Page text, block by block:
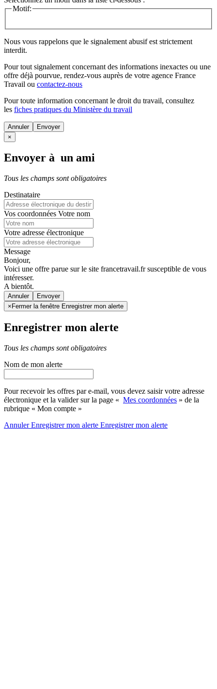
Motif:
Nous vous rappelons que le signalement abusif est strictement
interdit.
Pour tout signalement concernant des informations inexactes ou une
offre déjà pourvue, rendez-vous auprès de votre agence France
Travail ou contactez-nous
Pour toute information concernant le droit du travail, consultez
les fiches pratiques du Ministère du travail
Annuler
×
Envoyer à un ami
Tous les champs sont obligatoires
Destinataire
Vos coordonnées Votre nom
Votre adresse électronique
Message
Bonjour,
Voici une offre parue sur le site francetravail.fr susceptible de vous
intéresser.
A bientôt.
Annuler
× Fermer la fenêtre Enregistrer mon alerte
Enregistrer mon alerte
Tous les champs sont obligatoires
Nom de mon alerte
Pour recevoir les offres par e-mail, vous devez saisir votre adresse
électronique et la valider sur la page « Mes coordonnées » de la
rubrique « Mon compte »
AnnulerEnregistrer mon alerte Enregistrermon alerte